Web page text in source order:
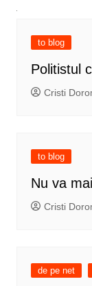
to blog
Politistul
Cristi
to blog
Nu va
Cristi
de pe net